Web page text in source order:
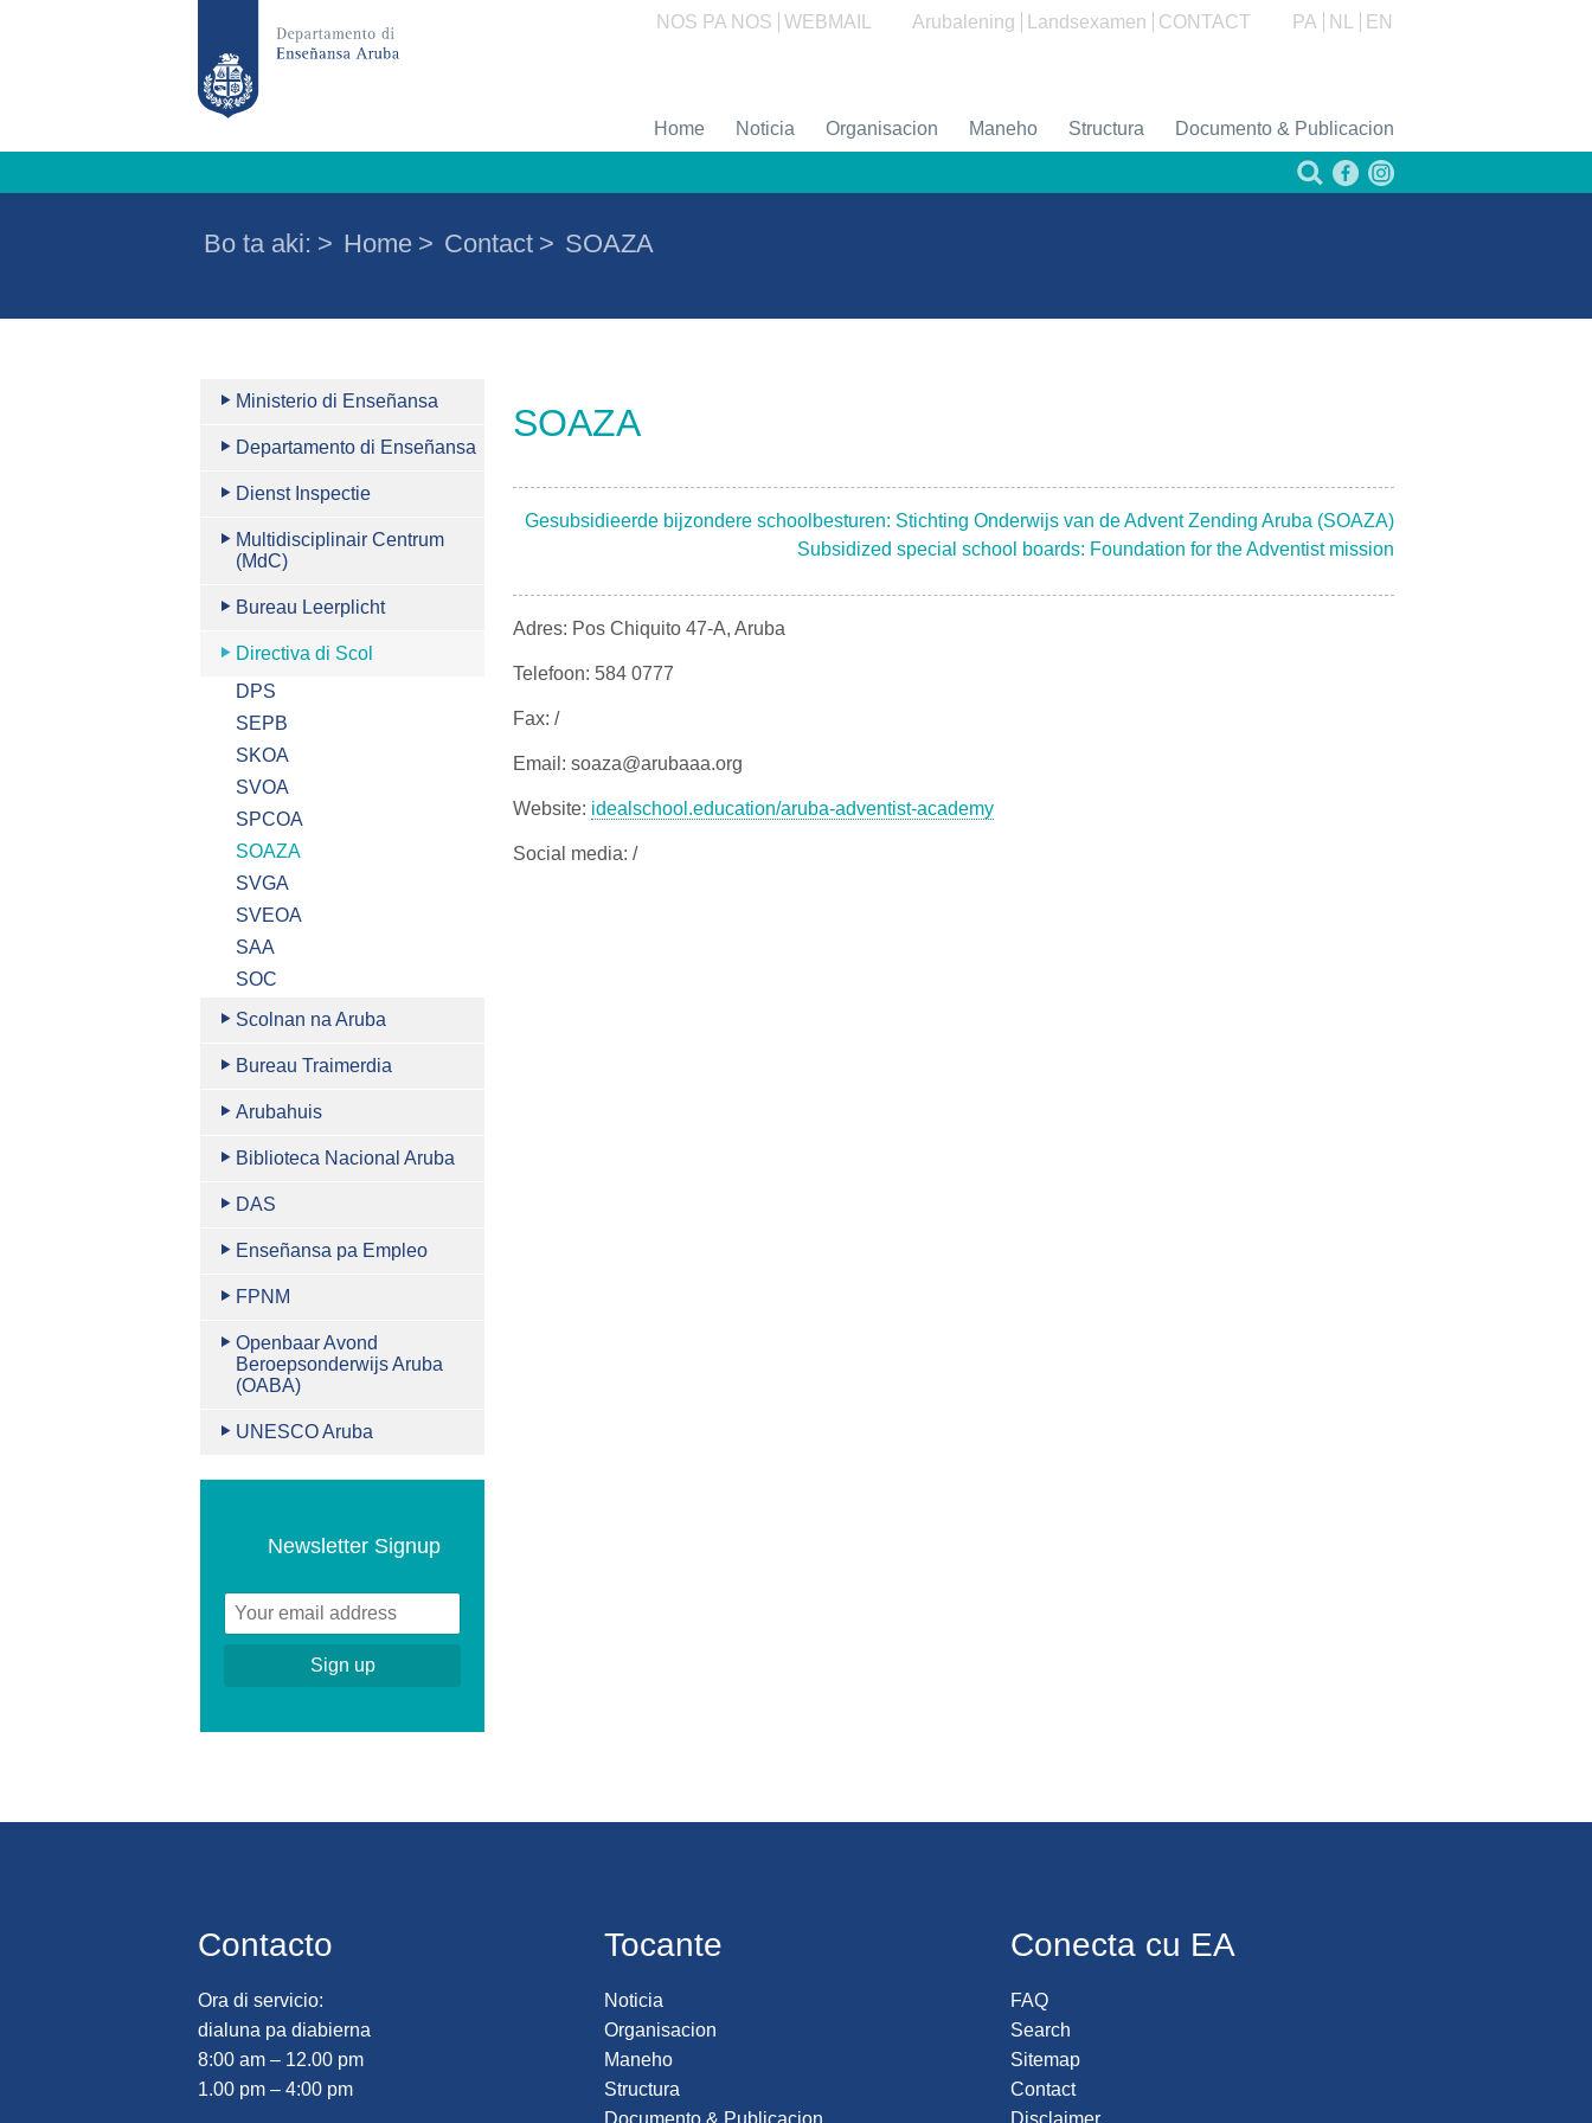
NOS PA NOS WEBMAIL Arubalening Landsexamen CONTACT PA NL EN
Home Noticia Organisacion Maneho Structura Documento & Publicacion
Bo ta aki: > Home > Contact > SOAZA
SOAZA
Gesubsidieerde bijzondere schoolbesturen: Stichting Onderwijs van de Advent Zending Aruba (SOAZA)
Subsidized special school boards: Foundation for the Adventist mission
Adres: Pos Chiquito 47-A, Aruba
Telefoon: 584 0777
Fax: /
Email: soaza@arubaaa.org
Website: idealschool.education/aruba-adventist-academy
Social media: /
Ministerio di Enseñansa
Departamento di Enseñansa
Dienst Inspectie
Multidisciplinair Centrum
(MdC)
Bureau Leerplicht
Directiva di Scol
DPS
SEPB
SKOA
SVOA
SPCOA
SOAZA
SVGA
SVEOA
SAA
SOC
Scolnan na Aruba
Bureau Traimerdia
Arubahuis
Biblioteca Nacional Aruba
DAS
Enseñansa pa Empleo
FPNM
Openbaar Avond
Beroepsonderwijs Aruba
(OABA)
UNESCO Aruba
Newsletter Signup
Contacto
Ora di servicio:
dialuna pa diabierna
8:00 am – 12.00 pm
1.00 pm – 4:00 pm
Tocante
Noticia
Organisacion
Maneho
Structura
Documento & Publicacion
Conecta cu EA
FAQ
Search
Sitemap
Contact
Disclaimer